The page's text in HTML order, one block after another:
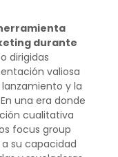
durante
dirigidas
valiosa
y la
una era donde
cualitativa
focus group
su capacidad